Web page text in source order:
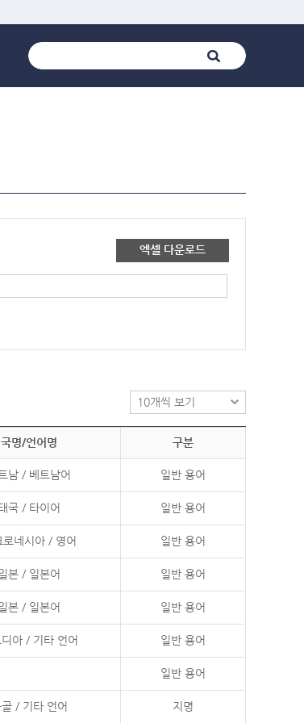
엑셀 다운로드
국명/언어명 구분
베트남 / 베트남어 일반 용어
태국 / 타이어 일반 용어
미크로네시아 / 영어 일반 용어
일본 / 일본어 일반 용어
일본 / 일본어 일반 용어
캄보디아 / 기타 언어 일반 용어
일반 용어
몽골 / 기타 언어 지명